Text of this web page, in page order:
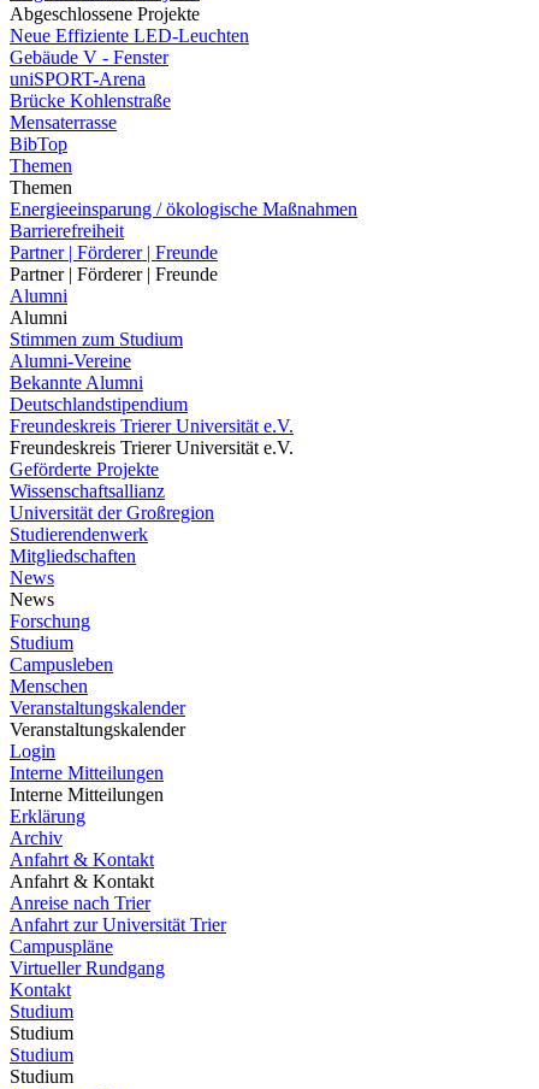
Abgeschlossene Projekte
Neue Effiziente LED-Leuchten
Gebäude V - Fenster
uniSPORT-Arena
Brücke Kohlenstraße
Mensaterrasse
BibTop
Themen
Themen
Energieeinsparung / ökologische Maßnahmen
Barrierefreiheit
Partner | Förderer | Freunde
Partner | Förderer | Freunde
Alumni
Alumni
Stimmen zum Studium
Alumni-Vereine
Bekannte Alumni
Deutschlandstipendium
Freundeskreis Trierer Universität e.V.
Freundeskreis Trierer Universität e.V.
Geförderte Projekte
Wissenschaftsallianz
Universität der Großregion
Studierendenwerk
Mitgliedschaften
News
News
Forschung
Studium
Campusleben
Menschen
Veranstaltungskalender
Veranstaltungskalender
Login
Interne Mitteilungen
Interne Mitteilungen
Erklärung
Archiv
Anfahrt & Kontakt
Anfahrt & Kontakt
Anreise nach Trier
Anfahrt zur Universität Trier
Campuspläne
Virtueller Rundgang
Kontakt
Studium
Studium
Studium
Studium